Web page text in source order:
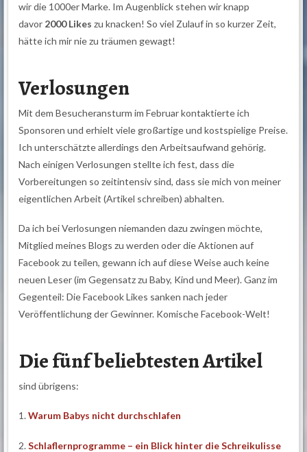
wir die 1000er Marke. Im Augenblick stehen wir knapp
davor 2000 Likes zu knacken! So viel Zulauf in so kurzer Zeit,
hätte ich mir nie zu träumen gewagt!
Verlosungen
Mit dem Besucheransturm im Februar kontaktierte ich
Sponsoren und erhielt viele großartige und kostspielige Preise.
Ich unterschätzte allerdings den Arbeitsaufwand gehörig.
Nach einigen Verlosungen stellte ich fest, dass die
Vorbereitungen so zeitintensiv sind, dass sie mich von meiner
eigentlichen Arbeit (Artikel schreiben) abhalten.
Da ich bei Verlosungen niemanden dazu zwingen möchte,
Mitglied meines Blogs zu werden oder die Aktionen auf
Facebook zu teilen, gewann ich auf diese Weise auch keine
neuen Leser (im Gegensatz zu Baby, Kind und Meer). Ganz im
Gegenteil: Die Facebook Likes sanken nach jeder
Veröffentlichung der Gewinner. Komische Facebook-Welt!
Die fünf beliebtesten Artikel
sind übrigens:
1.Warum Babys nicht durchschlafen
2.Schlaflernprogramme – ein Blick hinter die Schreikulisse